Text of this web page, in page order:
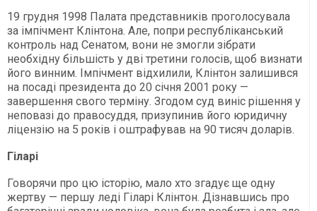
19 грудня 1998 Палата представників проголосувала
за імпічмент Клінтона. Але, попри республіканський
контроль над Сенатом, вони не змогли зібрати
необхідну більшість у дві третини голосів, щоб визнати
його винним. Імпічмент відхилили, Клінтон залишився
на посаді президента до 20 січня 2001 року —
завершення свого терміну. Згодом суд виніс рішення у
неповазі до правосуддя, призупинив його юридичну
ліцензію на 5 років і оштрафував на 90 тисяч доларів.
Гіларі
Говорячи про цю історію, мало хто згадує ще одну
жертву — першу леді Гіларі Клінтон. Дізнавшись про